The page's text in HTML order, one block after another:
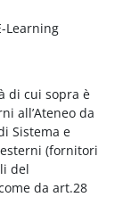
Learning
di cui sopra è
all’Ateneo da
Sistema e
(fornitori
del
da art.28